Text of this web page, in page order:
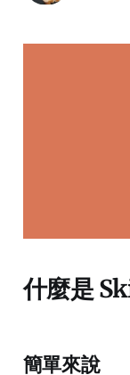
什麼是
簡單來說